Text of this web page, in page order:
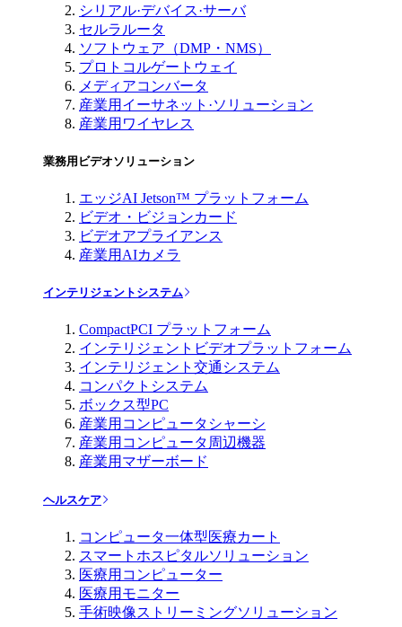
シリアル·デバイス·サーバ
セルラルータ
ソフトウェア（DMP・NMS）
プロトコルゲートウェイ
メディアコンバータ
産業用イーサネット·ソリューション
産業用ワイヤレス
業務用ビデオソリューション
エッジAI Jetson™ プラットフォーム
ビデオ・ビジョンカード
ビデオアプライアンス
産業用AIカメラ
インテリジェントシステム
CompactPCI プラットフォーム
インテリジェントビデオプラットフォーム
インテリジェント交通システム
コンパクトシステム
ボックス型PC
産業用コンピュータシャーシ
産業用コンピュータ周辺機器
産業用マザーボード
ヘルスケア
コンピュータ一体型医療カート
スマートホスピタルソリューション
医療用コンピューター
医療用モニター
手術映像ストリーミングソリューション